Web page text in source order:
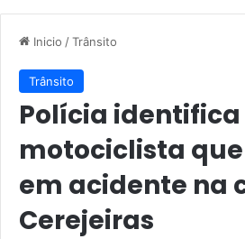
Inicio /Trânsito
Trânsito
Polícia identifica
motociclista
em acidente na
Cerejeiras